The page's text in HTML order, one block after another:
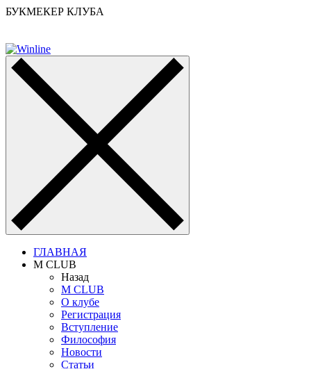
БУКМЕКЕР КЛУБА
ГЛАВНАЯ
M CLUB
Назад
M CLUB
О клубе
Регистрация
Вступление
Философия
Новости
Статьи